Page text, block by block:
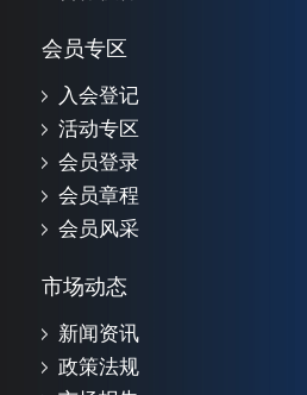
会员专区
入会登记
活动专区
会员登录
会员章程
会员风采
市场动态
新闻资讯
政策法规